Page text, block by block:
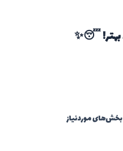
بخش‌های موردنیاز